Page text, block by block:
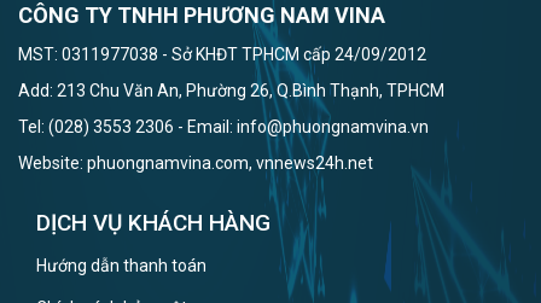
CÔNG TY TNHH PHƯƠNG NAM VINA
MST: 0311977038 - Sở KHĐT TPHCM cấp 24/09/2012
Add: 213 Chu Văn An, Phường 26, Q.Bình Thạnh, TPHCM
Tel: (028) 3553 2306 - Email: info@phuongnamvina.vn
Website: phuongnamvina.com, vnnews24h.net
DỊCH VỤ KHÁCH HÀNG
Hướng dẫn thanh toán